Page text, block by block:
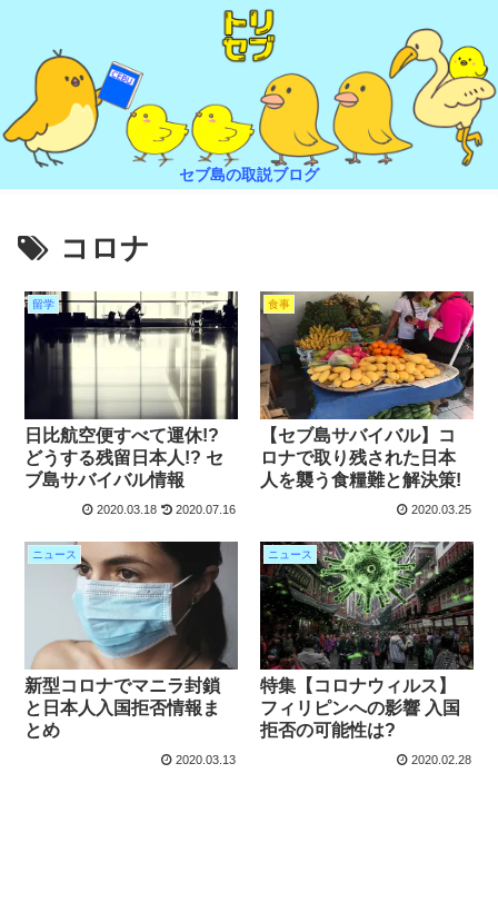
セブ島の取説ブログ
コロナ
留学
日比航空便すべて運休!?
どうする残留日本人!? セ
ブ島サバイバル情報
2020.03.18 2020.07.16
食事
【セブ島サバイバル】コ
ロナで取り残された日本
人を襲う食糧難と解決策!
2020.03.25
ニュース
新型コロナでマニラ封鎖
と日本人入国拒否情報ま
とめ
2020.03.13
ニュース
特集【コロナウィルス】
フィリピンへの影響 入国
拒否の可能性は?
2020.02.28